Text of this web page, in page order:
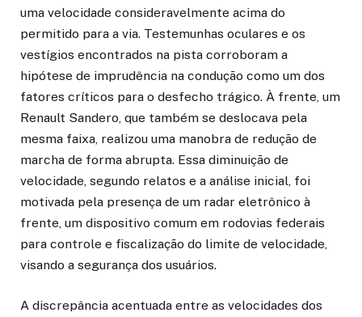
uma velocidade consideravelmente acima do
permitido para a via. Testemunhas oculares e os
vestígios encontrados na pista corroboram a
hipótese de imprudência na condução como um dos
fatores críticos para o desfecho trágico. À frente, um
Renault Sandero, que também se deslocava pela
mesma faixa, realizou uma manobra de redução de
marcha de forma abrupta. Essa diminuição de
velocidade, segundo relatos e a análise inicial, foi
motivada pela presença de um radar eletrônico à
frente, um dispositivo comum em rodovias federais
para controle e fiscalização do limite de velocidade,
visando a segurança dos usuários.
A discrepância acentuada entre as velocidades dos